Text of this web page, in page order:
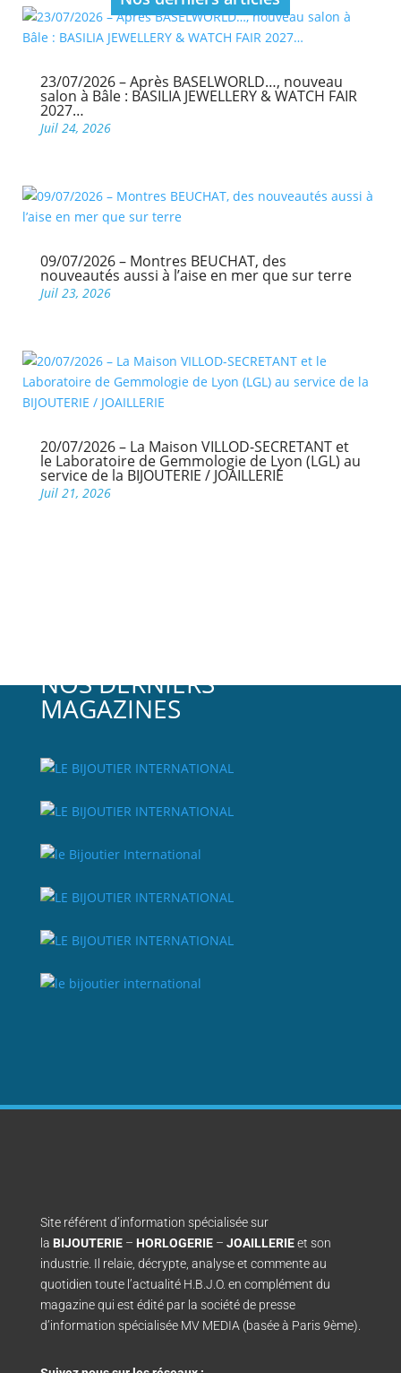
23/07/2026 – Après BASELWORLD…, nouveau
salon à Bâle : BASILIA JEWELLERY & WATCH FAIR
2027…
Juil 24, 2026
09/07/2026 – Montres BEUCHAT, des
nouveautés aussi à l’aise en mer que sur terre
Juil 23, 2026
20/07/2026 – La Maison VILLOD-SECRETANT et
le Laboratoire de Gemmologie de Lyon (LGL) au
service de la BIJOUTERIE / JOAILLERIE
Juil 21, 2026
NOS DERNIERS
MAGAZINES
Site référent d’information spécialisée sur
la BIJOUTERIE– HORLOGERIE– JOAILLERIEet son
industrie. Il relaie, décrypte, analyse et commente au
quotidien toute l’actualité H.B.J.O. en complément du
magazine qui est édité par la société de presse
d’information spécialisée MV MEDIA (basée à Paris 9ème).